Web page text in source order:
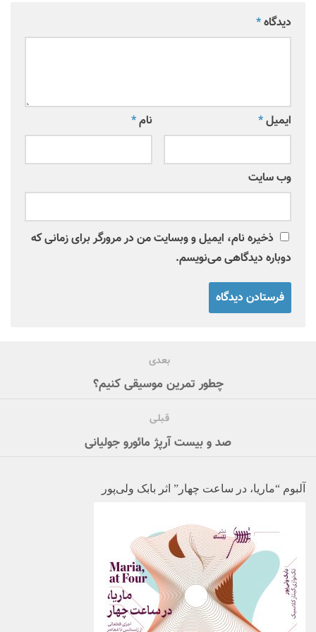
دیدگاه*
نام* ایمیل*
وب‌ سایت
ذخیره نام، ایمیل و وبسایت من در مرورگر برای زمانی که
دوباره دیدگاهی می‌نویسم.
بعدی
چطور تمرین موسیقی کنیم؟
قبلی
صد و بیست آرپژ مائورو جولیانی
آلبوم “ماریا، در ساعت چهار” اثر بابک ولی‌پور